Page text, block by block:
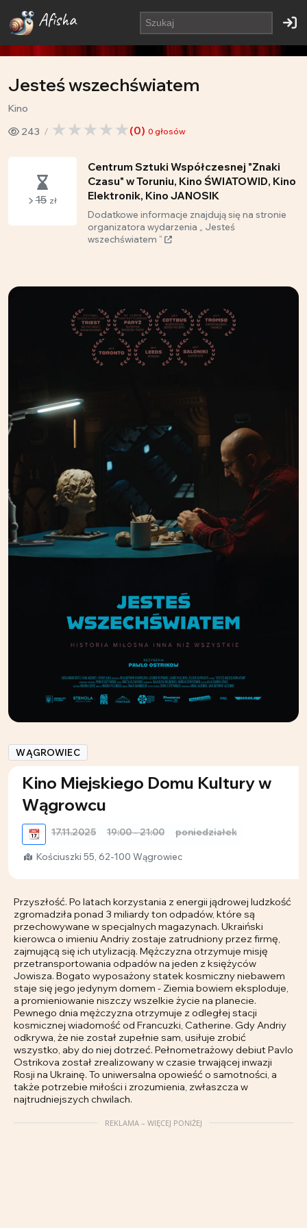
Afisha
Jesteś wszechświatem
Kino
243
(0) 0 głosów
15 zł
Centrum Sztuki Współczesnej "Znaki
Czasu" w Toruniu, Kino ŚWIATOWID, Kino
Elektronik, Kino JANOSIK
Dodatkowe informacje znajdują się na stronie
organizatora wydarzenia „ Jesteś
wszechświatem ”
WĄGROWIEC
Kino Miejskiego Domu Kultury w
Wągrowcu
📆 17.11.2025 19:00 - 21:00 poniedziałek
Kościuszki 55, 62-100 Wągrowiec
Przyszłość. Po latach korzystania z energii jądrowej ludzkość
zgromadziła ponad 3 miliardy ton odpadów, które są
przechowywane w specjalnych magazynach. Ukraiński
kierowca o imieniu Andriy zostaje zatrudniony przez firmę,
zajmującą się ich utylizacją. Mężczyzna otrzymuje misję
przetransportowania odpadów na jeden z księżyców
Jowisza. Bogato wyposażony statek kosmiczny niebawem
staje się jego jedynym domem - Ziemia bowiem eksploduje,
a promieniowanie niszczy wszelkie życie na planecie.
Pewnego dnia mężczyzna otrzymuje z odległej stacji
kosmicznej wiadomość od Francuzki, Catherine. Gdy Andriy
odkrywa, że nie został zupełnie sam, usiłuje zrobić
wszystko, aby do niej dotrzeć. Pełnometrażowy debiut Pavlo
Ostrikova został zrealizowany w czasie trwającej inwazji
Rosji na Ukrainę. To uniwersalna opowieść o samotności, a
także potrzebie miłości i zrozumienia, zwłaszcza w
najtrudniejszych chwilach.
REKLAMA – WIĘCEJ PONIŻEJ